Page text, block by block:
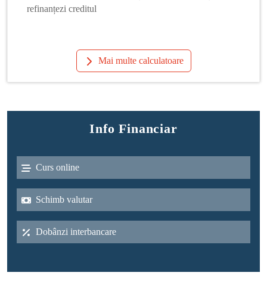
refinanțezi creditul
Mai multe calculatoare
Info Financiar
Curs online
Schimb valutar
Dobânzi interbancare